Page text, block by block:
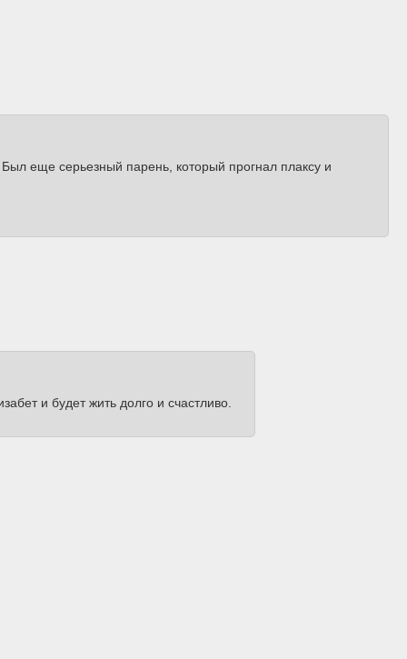
еще серьезный парень, который прогнал плаксу и
и будет жить долго и счастливо.